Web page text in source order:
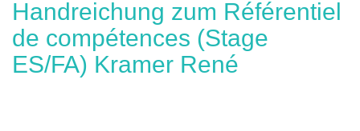
Handreichung zum Référentiel
de compétences (Stage
ES/FA) Kramer René